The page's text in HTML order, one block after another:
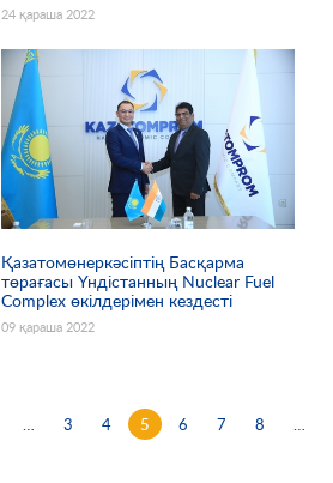
24 қараша 2022
Қазатомөнеркәсіптің Басқарма
төрағасы Үндістанның Nuclear Fuel
Complex өкілдерімен кездесті
09 қараша 2022
3 4 5 6 7 8